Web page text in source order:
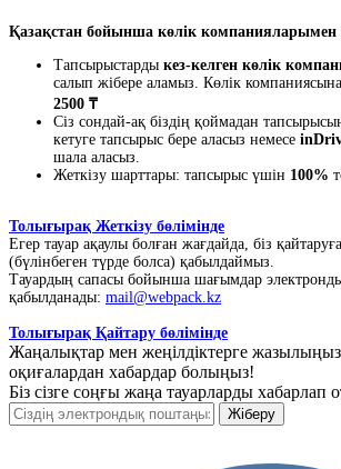
Қазақстан бойынша көлік компанияларымен
Тапсырыстарды кез-келген көлік
салып жібере аламыз. Көлік
2500 ₸
Сіз сондай-ақ біздің қоймадан
кетуге тапсырыс бере аласыз немесе
шала аласыз.
Жеткізу шарттары: тапсырыс үшін 100%
Толығырақ Жеткізу бөлімінде
Егер тауар ақаулы болған жағдайда, біз
(бүлінбеген түрде болса) қабылдаймыз.
Тауардың сапасы бойынша шағымдар
қабылданады: mail@webpack.kz
Толығырақ Қайтару бөлімінде
Жаңалықтар мен жеңілдіктерге
оқиғалардан хабардар болыңыз!
Біз сізге соңғы жаңа тауарларды хабарлап